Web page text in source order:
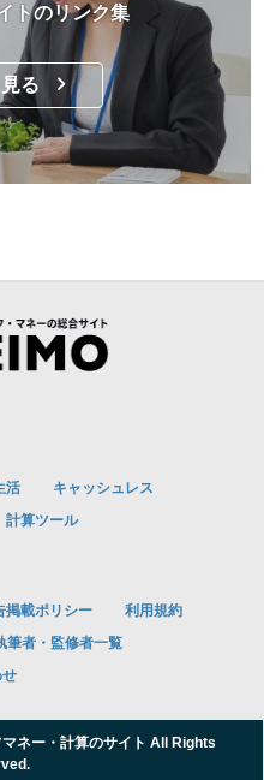
トのリンク集
る
活
キャッシュレス
計算ツール
掲載ポリシー
利用規約
筆者・監修者一覧
ネー・計算のサイト All Rights